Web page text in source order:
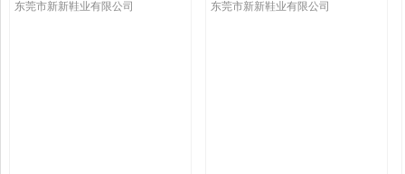
东莞市新新鞋业有限公司 东莞市新新鞋业有限公司